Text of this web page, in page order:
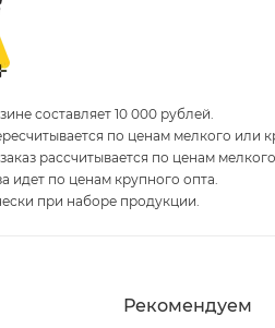
составляет 10 000 рублей.
по ценам мелкого или
рассчитывается по ценам мелкого
идет по ценам крупного опта.
при наборе продукции.
Рекомендуем